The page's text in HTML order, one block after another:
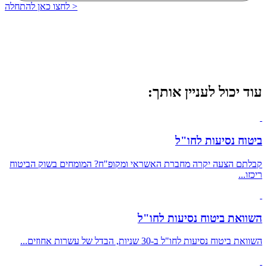
לחצו כאן להתחלה >
עוד יכול לעניין אותך:
ביטוח נסיעות לחו"ל
קבלתם הצעה יקרה מחברת האשראי ומקופ"ח? המומחים בשוק הביטוח
ריכזו...
השוואת ביטוח נסיעות לחו"ל
השוואת ביטוח נסיעות לחו"ל ב-30 שניות, הבדל של עשרות אחוזים...